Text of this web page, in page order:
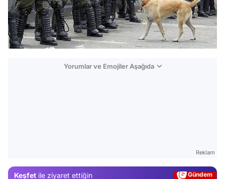
Yorumlar ve Emojiler Aşağıda
Reklam
Keşfet ile ziyaret ettiğin